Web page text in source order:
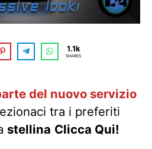
1.1k
SHARES
del nuovo servizio
tra i preferiti
stellina Clicca Qui!